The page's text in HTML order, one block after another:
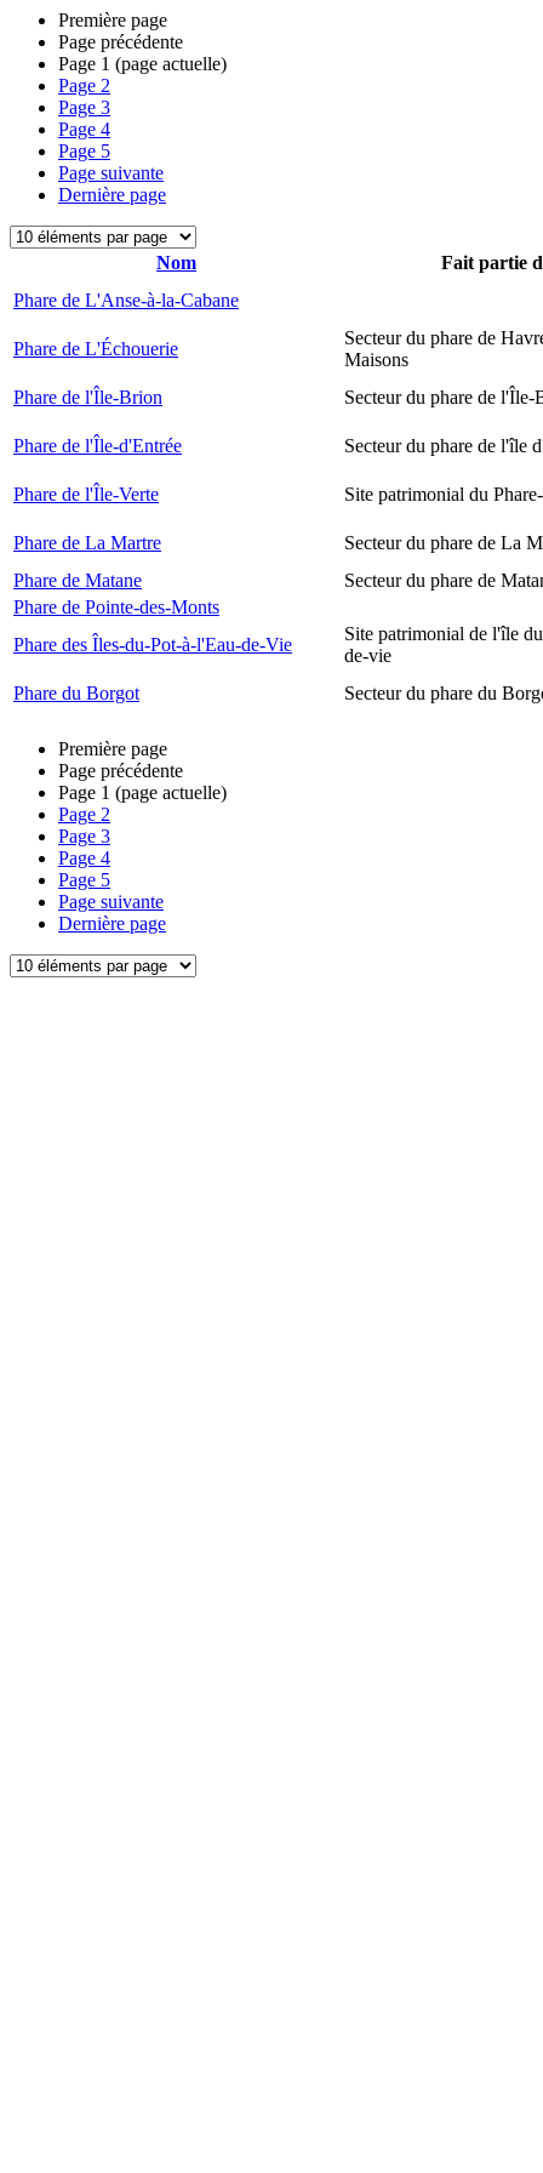
Première page
Page précédente
Page 1 (page actuelle)
Page 2
Page 3
Page 4
Page 5
Page suivante
Dernière page
Nom
Fait partie
Phare de L'Anse-à-la-Cabane
Phare de L'Échouerie
Secteur du phare de
Maisons
Phare de l'Île-Brion
Secteur du phare de l'Île-
Phare de l'Île-d'Entrée Secteur du phare de l'île
Phare de l'Île-Verte Site patrimonial du
Phare de La Martre
Secteur du phare de La
Phare de Matane
Secteur du phare de
Phare de Pointe-des-Monts
Phare des Îles-du-Pot-à-l'Eau-de-Vie
Site patrimonial de l'île
de-vie
Phare du Borgot
Secteur du phare du
Première page
Page précédente
Page 1 (page actuelle)
Page 2
Page 3
Page 4
Page 5
Page suivante
Dernière page